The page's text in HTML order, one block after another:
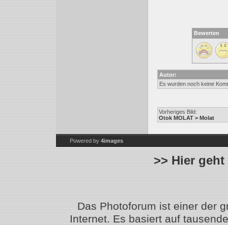
Bewerten
Autor:
Es wurden noch keine
Vorheriges Bild:
Otok MOLAT > Molat
Powered by 4images
>> Hier
Das Photoforum ist einer der
Internet. Es basiert auf